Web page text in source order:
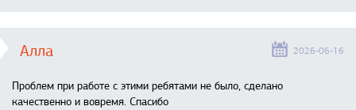
Алла 2026-06-16
Проблем при работе с этими ребятами не было, сделано
качественно и вовремя. Спасибо